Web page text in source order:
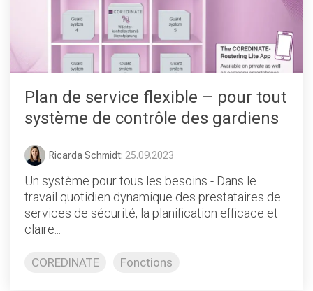
Plan de service flexible – pour tout
système de contrôle des gardiens
Ricarda Schmidt: 25.09.2023
Un système pour tous les besoins - Dans le
travail quotidien dynamique des prestataires de
services de sécurité, la planification efficace et
claire...
COREDINATE Fonctions